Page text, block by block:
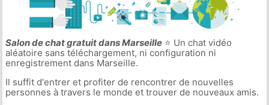
Salon de chat gratuit dans Marseille⭐ Un chat vidéo
aléatoire sans téléchargement, ni configuration ni
enregistrement dans Marseille.
Il suffit d'entrer et profiter de rencontrer de nouvelles
personnes à travers le monde et trouver de nouveaux amis.